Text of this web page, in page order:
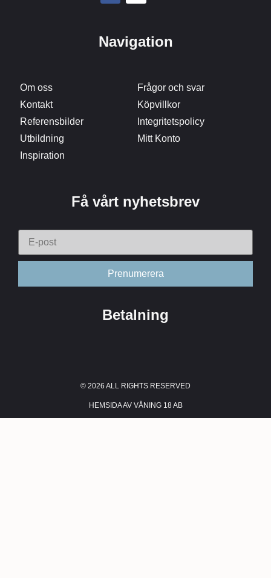
Navigation
Om oss
Kontakt
Referensbilder
Utbildning
Inspiration
Frågor och svar
Köpvillkor
Integritetspolicy
Mitt Konto
Få vårt nyhetsbrev
Betalning
© 2026 ALL RIGHTS RESERVED​
HEMSIDA AV VÅNING 18 AB